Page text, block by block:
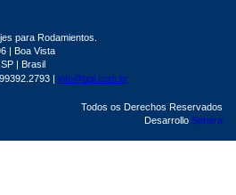
para Rodamientos.
| Boa Vista
| Brasil
| info@bgl.com.br
Todos os Derechos Reservados
Desarrollo Sphera